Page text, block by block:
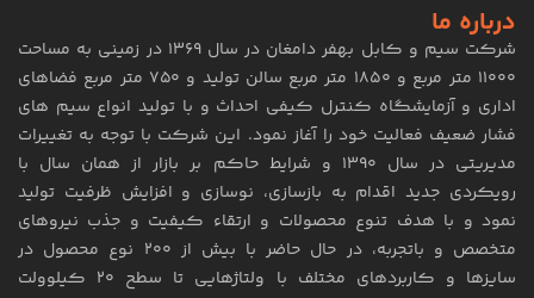
درباره ما
شرکت سیم و کابل بهفر دامغان در سال ۱۳۶۹ در زمینی به مساحت
۱۱۰۰۰ متر مربع و ۱۸۵۰ متر مربع سالن تولید و ۷۵۰ متر مربع فضاهای
اداری و آزمایشگاه کنترل کیفی احداث و با تولید انواع سیم های
فشار ضعیف فعالیت خود را آغاز نمود. این شرکت با توجه به تغییرات
مدیریتی در سال ۱۳۹۰ و شرایط حاکم بر بازار از همان سال با
رویکردی جدید اقدام به بازسازی، نوسازی و افزایش ظرفیت تولید
نمود و با هدف تنوع محصولات و ارتقاء کیفیت و جذب نیروهای
متخصص و باتجربه، در حال حاضر با بیش از 200 نوع محصول در
سایزها و کاربردهای مختلف با ولتاژهایی تا سطح ۲۰ کیلوولت